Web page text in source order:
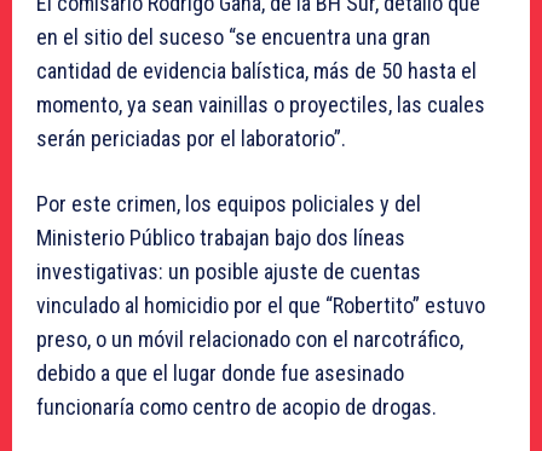
en el sitio del suceso “se encuentra una gran
cantidad de evidencia balística, más de 50 hasta el
momento, ya sean vainillas o proyectiles, las cuales
serán periciadas por el laboratorio”.
Por este crimen, los equipos policiales y del
Ministerio Público trabajan bajo dos líneas
investigativas: un posible ajuste de cuentas
vinculado al homicidio por el que “Robertito” estuvo
preso, o un móvil relacionado con el narcotráfico,
debido a que el lugar donde fue asesinado
funcionaría como centro de acopio de drogas.